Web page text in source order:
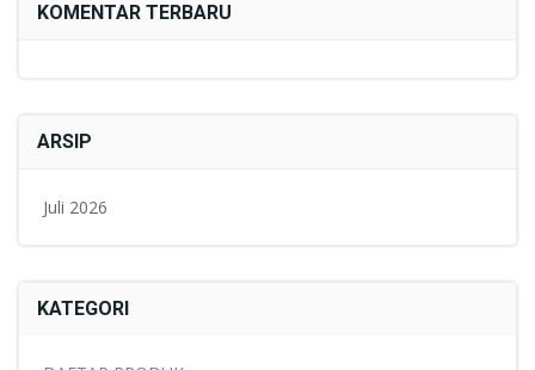
KOMENTAR TERBARU
ARSIP
Juli 2026
KATEGORI